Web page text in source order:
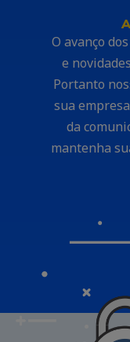
O avanço
e
Portanto
sua
da
mantenha